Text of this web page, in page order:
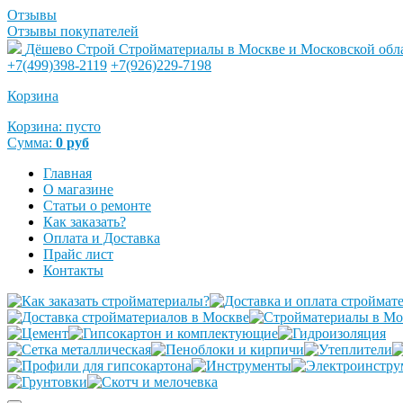
Отзывы
Отзывы покупателей
Дёшево Строй Стройматериалы в Москве и Московской
+7(499)398-2119 +7(926)229-7198
Корзина
Корзина: пусто
Сумма: 0 руб
Главная
О магазине
Статьи о ремонте
Как заказать?
Оплата и Доставка
Прайс лист
Контакты